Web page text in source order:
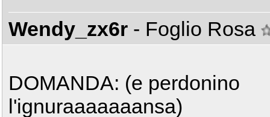
Wendy_zx6r - Foglio Rosa
DOMANDA: (e perdonino
l'ignuraaaaaaansa)